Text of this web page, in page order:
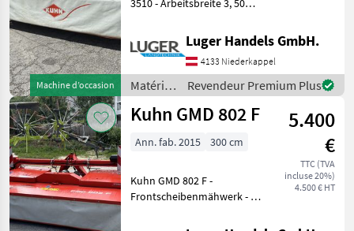
Machine d’occasion
3510 - Arbeitsbreite 3, 50m -
Entlastung -
Anfahrsicherung - 8
Scheiben mit je 2 Messern -
Abstellstützen - Gelenk
Luger Handels GmbH.
4133 Niederkappel
Matériels
de
fenaison
Revendeur Premium Plus
Kuhn GMD 802 F
5.400
€
TTC (TVA
incluse 20%)
4.500 € HT
Ann. fab. 2015 300 cm
Kuhn GMD 802 F -
Frontscheibenmähwerk - 8